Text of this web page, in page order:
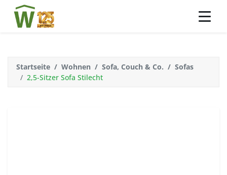
Startseite Wohnen Sofa, Couch & Co.
Sofas
2,5-Sitzer Sofa Stilecht